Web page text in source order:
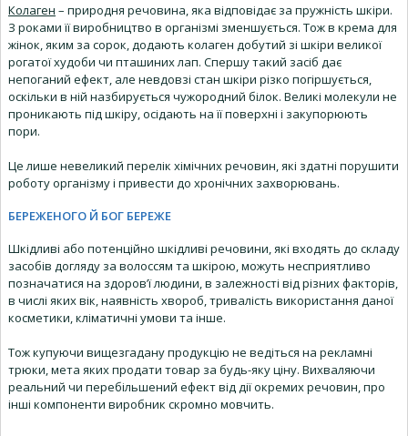
Колаген – природня речовина, яка відповідає за пружність шкіри.
З роками її виробництво в організмі зменшується. Тож в крема для
жінок, яким за сорок, додають колаген добутий зі шкіри великої
рогатої худоби чи пташиних лап. Спершу такий засіб дає
непоганий ефект, але невдовзі стан шкіри різко погіршується,
оскільки в ній назбирується чужородний білок. Великі молекули не
проникають під шкіру, осідають на її поверхні і закупорюють
пори.
Це лише невеликий перелік хімічних речовин, які здатні порушити
роботу організму і привести до хронічних захворювань.
БЕРЕЖЕНОГО Й БОГ БЕРЕЖЕ
Шкідливі або потенційно шкідливі речовини, які входять до складу
засобів догляду за волоссям та шкірою, можуть несприятливо
позначатися на здоров’ї людини, в залежності від різних факторів,
в числі яких вік, наявність хвороб, тривалість використання даної
косметики, кліматичні умови та інше.
Тож купуючи вищезгадану продукцію не ведіться на рекламні
трюки, мета яких продати товар за будь-яку ціну. Вихваляючи
реальний чи перебільшений ефект від дії окремих речовин, про
інші компоненти виробник скромно мовчить.